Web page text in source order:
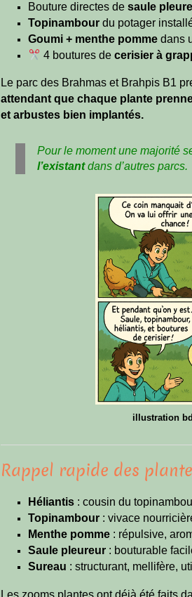
Bouture directes desaule
Topinambour du potager
Goumi + menthe pomme dans
4 boutures de cerisier à
Le parc des Brahmas et Brahpis B1
attendant que chaque plante
et arbustes bien implantés.
Pour le moment une majorité
l’existantdans d’autres parcs.
illustration
Rappel rapide des
Héliantis : cousin du
Topinambour : vivace
Menthe pomme : répulsive,
Saule pleureur : bouturable
Sureau : structurant, mellifère,
Les zooms plantes ont déjà été faits